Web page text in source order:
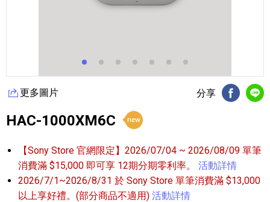
更多圖片 分享
FB分享
HAC-1000XM6C
【Sony Store 官網限定】2026/07/04 ~ 2026/08/09 單筆
消費滿 $15,000 即可享 12期分期零利率。
活動詳情
2026/7/1~2026/8/31 於 Sony Store 單筆消費滿 $13,000
以上享好禮。(部分商品不適用) 活動詳情